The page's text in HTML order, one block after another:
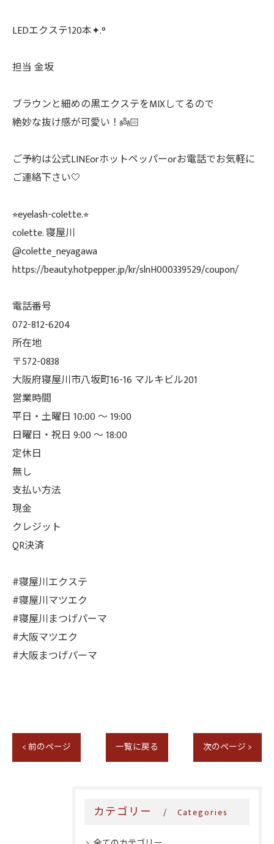
LEDエクステ120本✦.°
担当 金坂
ブラウンと細めの黒エクステをMIXしてるので
絶妙な抜け感が可愛い！👼🏻
ご予約は公式LINEorホットペッパーorお電話でお気軽に
ご連絡下さい🤍
⭐︎eyelash-colette.⭐︎
colette. 寝屋川
@colette_neyagawa
https://beauty.hotpepper.jp/kr/slnH000339529/coupon/
電話番号
072-812-6204
所在地
〒572-0838
大阪府寝屋川市八坂町16-16 マルキビル201
営業時間
平日・土曜日 10:00 ～ 19:00
日曜日・祝日 9:00 ～ 18:00
定休日
無し
支払い方法
現金
クレジット
QR決済
#寝屋川エクステ
#寝屋川マツエク
#寝屋川まつげパーマ
#大阪マツエク
#大阪まつげパーマ
< 前のページ 一覧に戻る 次のページ >
カテゴリー Categories